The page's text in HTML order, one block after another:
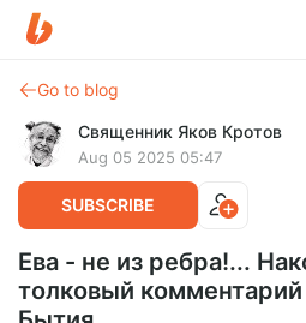
Go to blog
Священник Яков Кротов
Aug 05 2025 05:47
SUBSCRIBE
Ева - не из ребра!...
толковый комментарий